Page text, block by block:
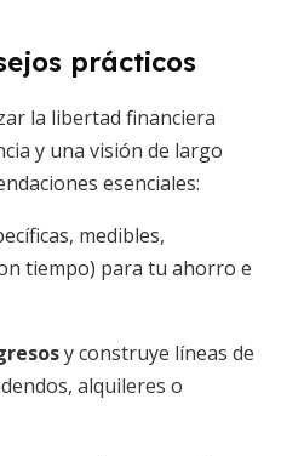
prácticos
la libertad financiera
y una visión de largo
esenciales:
medibles,
tiempo) para tu ahorro e
y construye líneas de
alquileres o